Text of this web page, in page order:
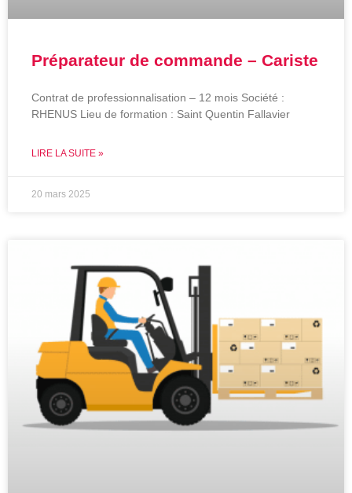
Préparateur de commande – Cariste
Contrat de professionnalisation – 12 mois Société :
RHENUS Lieu de formation : Saint Quentin Fallavier
LIRE LA SUITE »
20 mars 2025